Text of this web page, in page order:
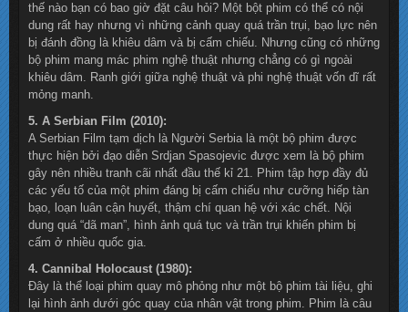
thế nào bạn có bao giờ đặt câu hỏi? Một bột phim có thể có nội
dung rất hay nhưng vì những cảnh quay quá trần trụi, bạo lực nên
bị đánh đồng là khiêu dâm và bị cấm chiếu. Nhưng cũng có những
bộ phim mang mác phim nghệ thuật nhưng chẳng có gì ngoài
khiêu dâm. Ranh giới giữa nghệ thuật và phi nghệ thuật vốn dĩ rất
mỏng manh.
5. A Serbian Film (2010):
A Serbian Film tạm dịch là Người Serbia là một bộ phim được
thực hiện bởi đạo diễn Srdjan Spasojevic được xem là bộ phim
gây nên nhiều tranh cãi nhất đầu thế kỉ 21. Phim tập hợp đầy đủ
các yếu tố của một phim đáng bị cấm chiếu như cưỡng hiếp tàn
bạo, loạn luân cận huyết, thậm chí quan hệ với xác chết. Nội
dung quá “dã man”, hình ảnh quá tục và trần trụi khiến phim bị
cấm ở nhiều quốc gia.
4. Cannibal Holocaust (1980):
Đây là thể loại phim quay mô phỏng như một bộ phim tài liệu, ghi
lại hình ảnh dưới góc quay của nhân vật trong phim. Phim là câu